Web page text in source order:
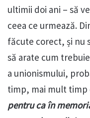
ultimii doi ani – să
ceea ce urmează.
făcute corect, și nu
să arate cum
a unionismului,
timp, mai mult timp
pentru ca în